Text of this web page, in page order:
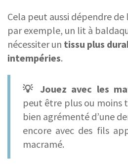
Cela peut aussi dépendre
par exemple, un lit à
nécessiter un tissu plus
intempéries.
💡 Jouez avec les
peut être plus ou moins
bien agrémenté d’une
encore avec des fils
macramé.